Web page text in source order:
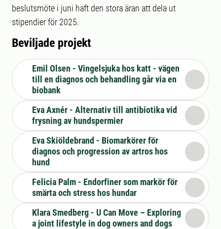
beslutsmöte i juni haft den stora äran att dela ut
stipendier för 2025.
Beviljade projekt
Emil Olsen - Vingelsjuka hos katt - vägen
till en diagnos och behandling går via en
biobank
Eva Axnér - Alternativ till antibiotika vid
frysning av hundspermier
Eva Skiöldebrand - Biomarkörer för
diagnos och progression av artros hos
hund
Felicia Palm - Endorfiner som markör för
smärta och stress hos hundar
Klara Smedberg - U Can Move – Exploring
a joint lifestyle in dog owners and dogs